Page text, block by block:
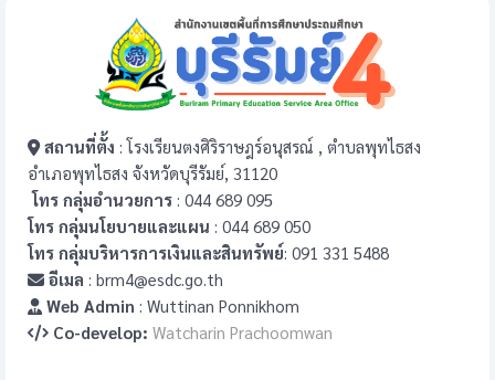
สถานที่ตั้ง : โรงเรียนตงศิริราษฎร์อนุสรณ์ , ตำบลพุทไธสง
อำเภอพุทไธสง จังหวัดบุรีรัมย์, 31120
โทร กลุ่มอำนวยการ : 044 689 095
โทร กลุ่มนโยบายและแผน : 044 689 050
โทร กลุ่มบริหารการเงินและสินทรัพย์: 091 331 5488
อีเมล : brm4@esdc.go.th
Web Admin : Wuttinan Ponnikhom
Co-develop: Watcharin Prachoomwan